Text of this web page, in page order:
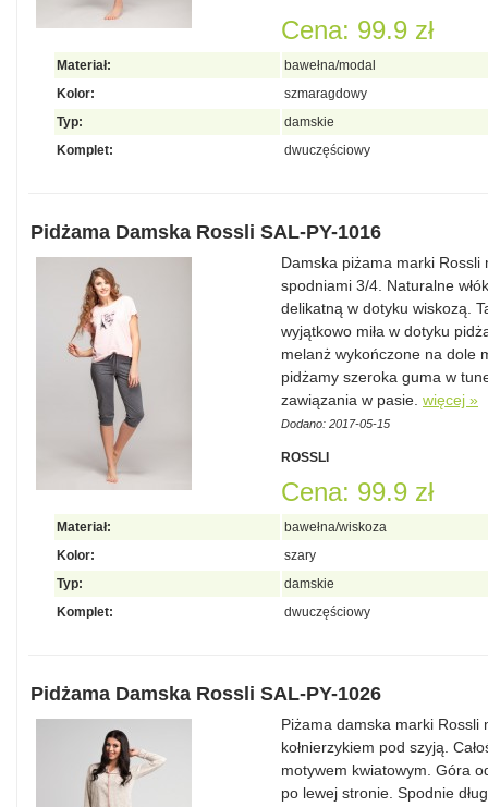
Cena: 99.9 zł
Materiał:
bawełna/modal
Kolor:
szmaragdowy
Typ:
damskie
Komplet:
dwuczęściowy
Pidżama Damska Rossli SAL-PY-1016
Damska piżama marki
spodniami 3/4. Naturalne
delikatną w dotyku wiskozą.
wyjątkowo miła w dotyku
melanż wykończone na dole
pidżamy szeroka guma w
zawiązania w pasie. więcej »
Dodano: 2017-05-15
ROSSLI
Cena: 99.9 zł
Materiał:
bawełna/wiskoza
Kolor:
szary
Typ:
damskie
Komplet:
dwuczęściowy
Pidżama Damska Rossli SAL-PY-1026
Piżama damska marki Rossli
kołnierzykiem pod szyją.
motywem kwiatowym. Góra
po lewej stronie. Spodnie